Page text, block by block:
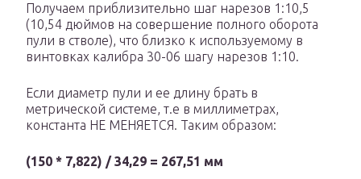
Получаем приблизительно шаг нарезов 1:10,5
(10,54 дюймов на совершение полного оборота
пули в стволе), что близко к используемому в
винтовках калибра 30-06 шагу нарезов 1:10.
Если диаметр пули и ее длину брать в
метрической системе, т.е в миллиметрах,
константа НЕ МЕНЯЕТСЯ. Таким образом:
(150 * 7,822) / 34,29 = 267,51 мм